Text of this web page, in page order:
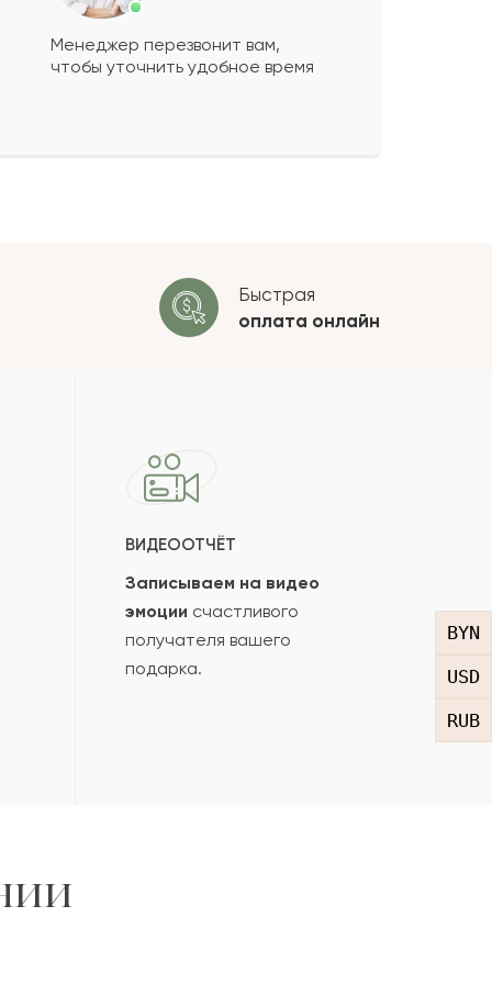
BYN
USD
RUB
будет+?
ОСТАВИТЬ ОТЗЫВ
Менеджер перезвонит вам,
чтобы уточнить удобное время
Быстрая
оплата онлайн
ВИДЕООТЧЁТ
Записываем на видео
эмоции счастливого
получателя вашего
подарка.